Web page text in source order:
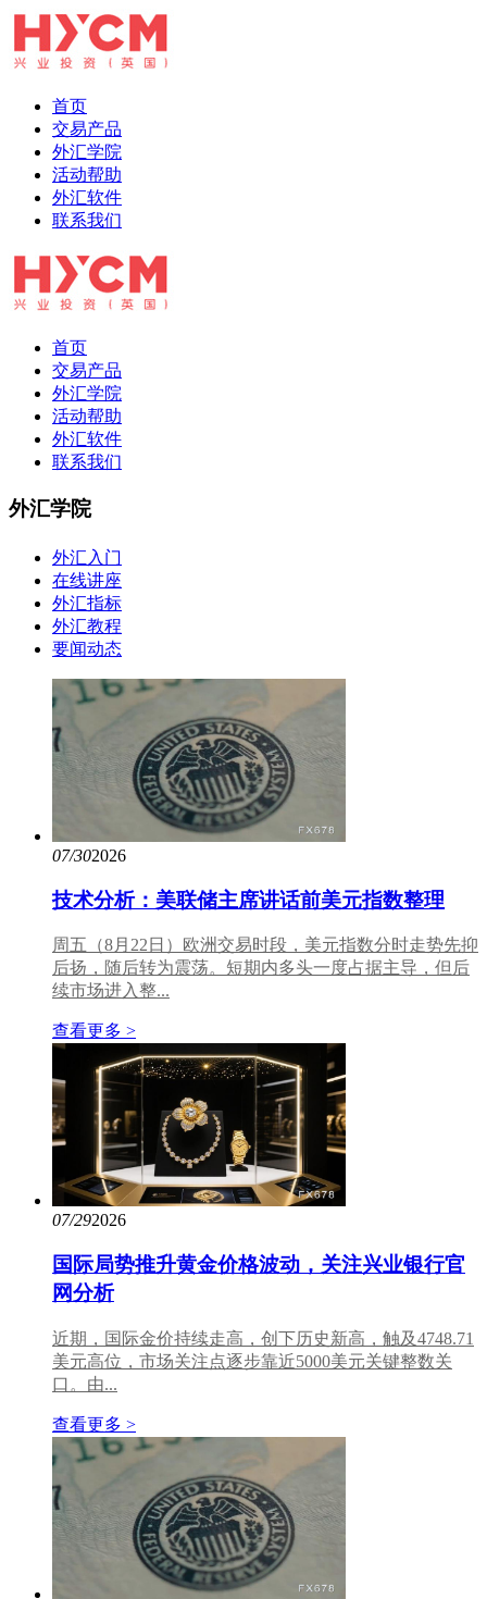
首页
交易产品
外汇学院
活动帮助
外汇软件
联系我们
首页
交易产品
外汇学院
活动帮助
外汇软件
联系我们
外汇学院
外汇入门
在线讲座
外汇指标
外汇教程
要闻动态
07/302026
技术分析：美联储主席讲话前美元指数整理
周五（8月22日）欧洲交易时段，美元指数分时走势先抑
后扬，随后转为震荡。短期内多头一度占据主导，但后
续市场进入整...
查看更多 >
07/292026
国际局势推升黄金价格波动，关注兴业银行官
网分析
近期，国际金价持续走高，创下历史新高，触及4748.71
美元高位，市场关注点逐步靠近5000美元关键整数关
口。由...
查看更多 >